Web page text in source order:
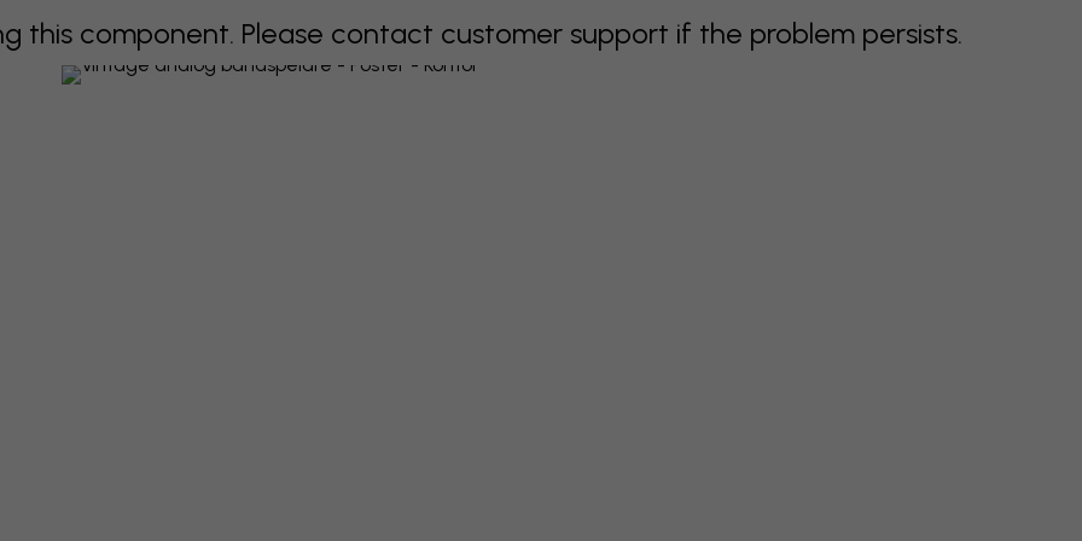
this component. Please contact customer support if the problem persists.